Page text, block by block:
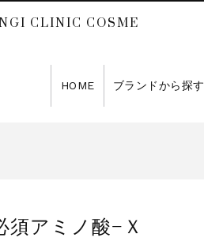
CLINIC COSME
HOME ブランドから探す
須アミノ酸−Ｘ